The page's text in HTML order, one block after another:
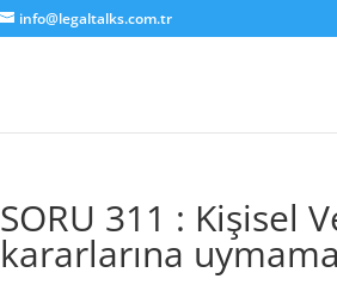
info@legaltalks.com.tr
SORU 311 : Kişisel
kararlarına